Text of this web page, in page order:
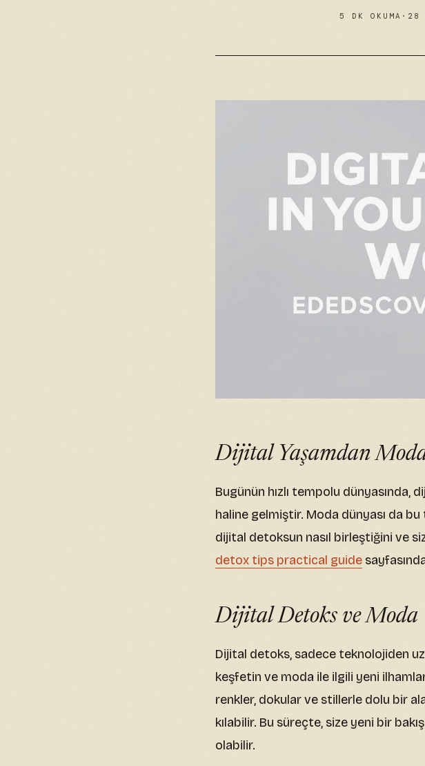
5 DK OKUMA · 28
Dijital Yaşamdan
Bugünün hızlı tempolu
haline gelmiştir. Moda dünyası da
dijital detoksun nasıl birleştiğini ve
detox tips practical guide
Dijital Detoks ve Moda
Dijital detoks, sadece teknolojiden
keşfetin ve moda ile ilgili yeni
renkler, dokular ve stillerle dolu bir
kılabilir. Bu süreçte, size yeni bir
olabilir.